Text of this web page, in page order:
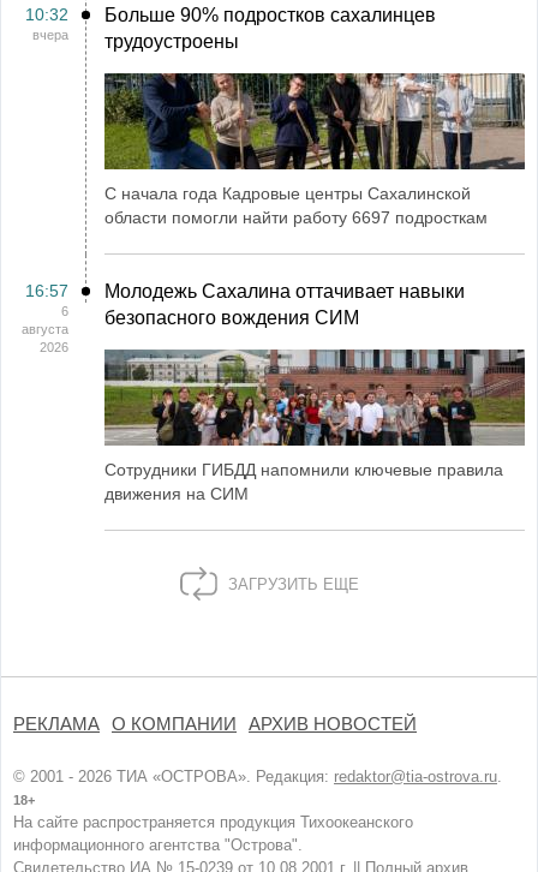
10:32
вчера
Больше 90% подростков сахалинцев
трудоустроены
С начала года Кадровые центры Сахалинской
области помогли найти работу 6697 подросткам
16:57
6
августа
2026
Молодежь Сахалина оттачивает навыки
безопасного вождения СИМ
Сотрудники ГИБДД напомнили ключевые правила
движения на СИМ
ЗАГРУЗИТЬ ЕЩЕ
РЕКЛАМА О КОМПАНИИ АРХИВ НОВОСТЕЙ
© 2001 - 2026 ТИА «ОСТРОВА». Редакция: redaktor@tia-ostrova.ru.
18+
На сайте распространяется продукция Тихоокеанского
информационного агентства "Острова".
Свидетельство ИА № 15-0239 от 10.08.2001 г. ||
Полный архив